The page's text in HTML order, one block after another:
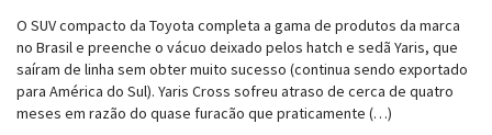
O SUV compacto da Toyota completa a gama de produtos da marca
no Brasil e preenche o vácuo deixado pelos hatch e sedã Yaris, que
saíram de linha sem obter muito sucesso (continua sendo exportado
para América do Sul). Yaris Cross sofreu atraso de cerca de quatro
meses em razão do quase furacão que praticamente (…)